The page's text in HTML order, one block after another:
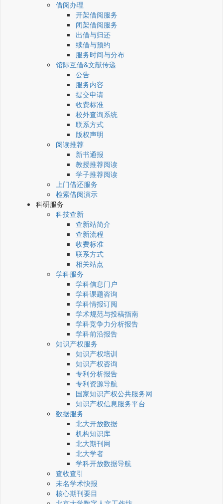
借阅办理
开架借阅服务
闭架借阅服务
出借与归还
续借与预约
服务时间与分布
馆际互借&文献传递
公告
服务内容
提交申请
收费标准
校外查询系统
联系方式
版权声明
阅读推荐
新书通报
教授推荐阅读
学子推荐阅读
上门借还服务
检索借阅演示
科研服务
科技查新
查新站简介
查新流程
收费标准
联系方式
相关站点
学科服务
学科信息门户
学科课题咨询
学科情报订阅
学术规范与投稿指南
学科竞争力分析报告
学科前沿报告
知识产权服务
知识产权培训
知识产权咨询
专利分析报告
专利资源导航
国家知识产权公共服务网
知识产权信息服务平台
数据服务
北大开放数据
机构知识库
北大期刊网
北大学者
学科开放数据导航
查收查引
未名学术快报
核心期刊要目